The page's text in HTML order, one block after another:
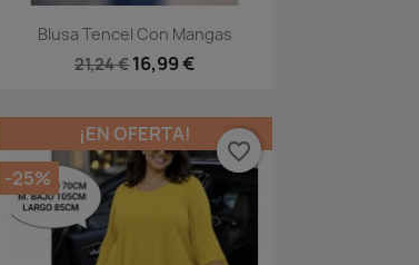
Vista rápida
Blusa Tencel Con Mangas
21,24 € 16,99 €
¡EN OFERTA!
-25%
favorite_border